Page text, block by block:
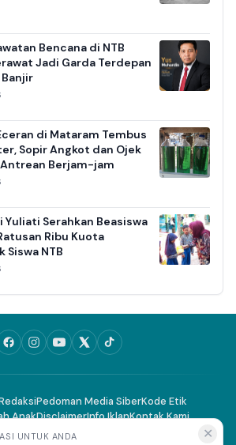
UNTUK ANDA ✕
Bencana di NTB
Jadi Garda Terdepan
di Mataram Tembus
Sopir Angkot dan Ojek
Berjam-jam
Yuliati Serahkan Beasiswa
Ribu Kuota
Siswa NTB
Pedoman Media SiberKode Etik
AnakDisclaimerInfo IklanKontak Kami